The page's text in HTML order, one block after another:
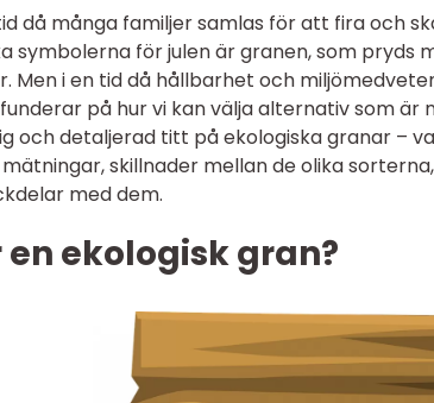
då många familjer samlas för att fira och
symbolerna för julen är granen, som pryds
Men i en tid då hållbarhet och
på hur vi kan välja alternativ som är
och detaljerad titt på ekologiska granar –
skillnader mellan de olika
med dem.
en ekologisk gran?